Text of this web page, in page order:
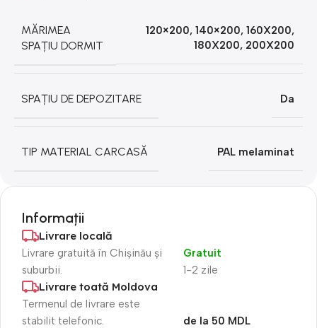
MĂRIMEA
SPAȚIU DORMIT
120×200, 140×200, 160X200,
180X200, 200X200
SPAȚIU DE DEPOZITARE Da
TIP MATERIAL CARCASĂ PAL melaminat
Informații
Livrare locală
Livrare gratuită în Chișinău și
suburbii.
1-2 zile
Gratuit
Livrare toată Moldova
Termenul de livrare este
stabilit telefonic.
de la 50 MDL